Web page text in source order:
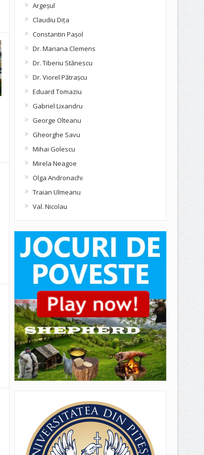
Argeşul
Claudiu Diţa
Constantin Pașol
Dr. Mariana Clemens
Dr. Tiberiu Stănescu
Dr. Viorel Pătraşcu
Eduard Tomaziu
Gabriel Lixandru
George Olteanu
Gheorghe Savu
Mihai Golescu
Mirela Neagoe
Olga Andronachi
Traian Ulmeanu
Val. Nicolau